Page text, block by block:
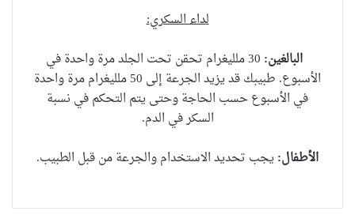
لداء السكري:
البالغين:
30 ملليغرام تحقن تحت الجلد مرة واحدة في
الأسبوع. طبيبك قد يزيدالجرعة
إلى 50 ملليغرام مرة واحدة
في الأسبوع حسب الحاجة وحتى يتم التحكم في نسبة
السكر في الدم.
الأطفال: يجب تحديد الاستخدام والجرعة من قبل الطبيب.